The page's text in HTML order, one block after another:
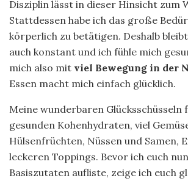
Disziplin lässt in dieser Hinsicht zum
Stattdessen habe ich das große
körperlich zu betätigen. Deshalb
auch konstant und ich fühle mich
mich also mit viel Bewegung in der
Essen macht mich einfach glücklich.
Meine wunderbaren Glücksschüsseln
gesunden Kohenhydraten, viel
Hülsenfrüchten, Nüssen und Samen,
leckeren Toppings. Bevor ich euch
Basiszutaten aufliste, zeige ich euch